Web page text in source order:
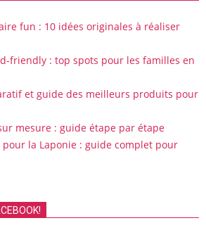
fun : 10 idées originales à réaliser
friendly : top spots pour les familles en
et guide des meilleurs produits pour
mesure : guide étape par étape
pour la Laponie : guide complet pour